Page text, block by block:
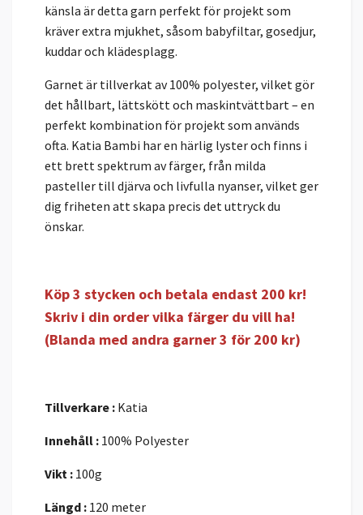
känsla är detta garn perfekt för projekt som
kräver extra mjukhet, såsom babyfiltar, gosedjur,
kuddar och klädesplagg.
Garnet är tillverkat av 100% polyester, vilket gör
det hållbart, lättskött och maskintvättbart – en
perfekt kombination för projekt som används
ofta. Katia Bambi har en härlig lyster och finns i
ett brett spektrum av färger, från milda
pasteller till djärva och livfulla nyanser, vilket ger
dig friheten att skapa precis det uttryck du
önskar.
Köp 3 stycken och betala endast 200 kr!
Skriv i din order vilka färger du vill ha!
(Blanda med andra garner 3 för 200 kr)
Tillverkare : Katia
Innehåll : 100% Polyester
Vikt : 100g
Längd : 120 meter